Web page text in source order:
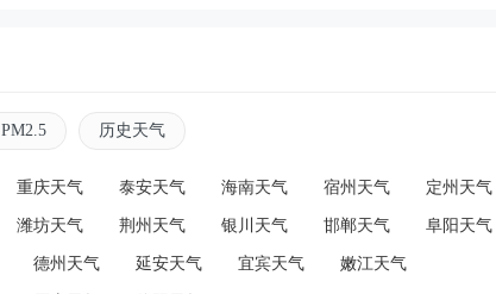
PM2.5 历史天气
重庆天气 泰安天气 海南天气 宿州天气 定州天气
潍坊天气 荆州天气 银川天气 邯郸天气 阜阳天气
德州天气 延安天气 宜宾天气 嫩江天气